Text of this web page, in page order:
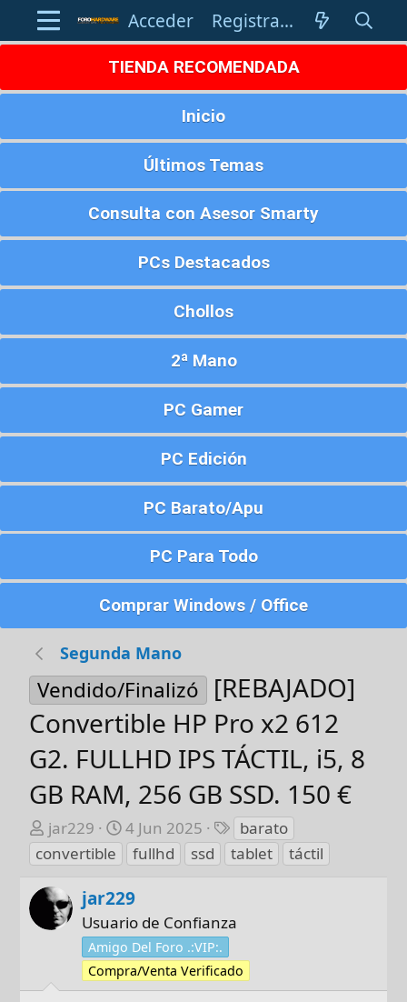
Acceder Registrarse
TIENDA RECOMENDADA
Inicio
Últimos Temas
Consulta con Asesor Smarty
PCs Destacados
Chollos
2ª Mano
PC Gamer
PC Edición
PC Barato/Apu
PC Para Todo
Comprar Windows / Office
Segunda Mano
Vendido/Finalizó
[REBAJADO]
Convertible HP Pro x2 612
G2. FULLHD IPS TÁCTIL, i5, 8
GB RAM, 256 GB SSD. 150 €
A
u
t
o
r
jar229
F
e
c
h
a
d
e
i
n
4 Jun 2025
E
t
i
e
a
s
barato
convertible
fullhd ssd tablet táctil
jar229
Usuario de Confianza
Amigo Del Foro .:VIP:.
Compra/Venta Verificado